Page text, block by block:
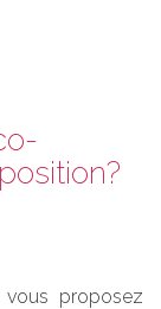
proposez